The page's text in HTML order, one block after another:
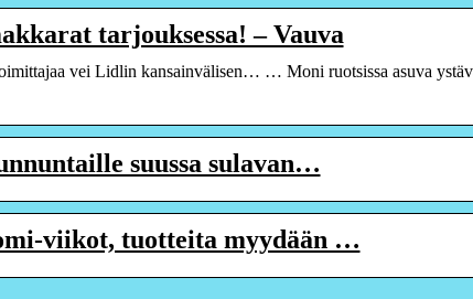
tarjouksessa! – Vauva
vei Lidlin kansainvälisen… … Moni ruotsissa asuva
suussa sulavan…
viikot, tuotteita myydään …